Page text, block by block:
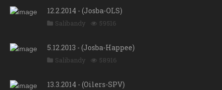
12.2.2014 - (Josba-OLS)
Salibandy 59516
5.12.2013 - (Josba-Happee)
Salibandy 58916
13.3.2014 - (Oilers-SPV)